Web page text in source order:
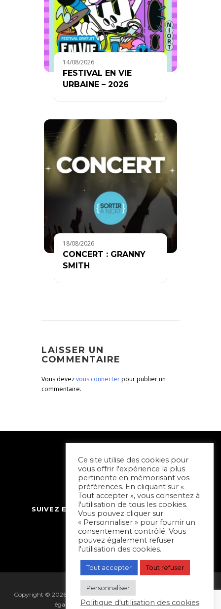
14/08/2026
FESTIVAL EN VIE
URBAINE – 2026
18/08/2026
CONCERT : GRANNY
SMITH
LAISSER UN
COMMENTAIRE
Vous devezvous connecterpour publier un
commentaire.
SUIVEZ ET CONTACTEZ SORTIR À NIORT
Copyright © 2026 Sortir à Niort | réalisé par
légales
Gestion des cookies|Plan du site
Ce site utilise des cookies pour
vous offrir l'expérience la plus
pertinente en mémorisant vos
préférences. En cliquant sur «
Tout accepter », vous consentez à
l'utilisation de tous les cookies.
Vous pouvez cliquer sur
« Personnaliser » pour fournir un
consentement contrôlé. Vous
pouvez également refuser
l'utilisation des cookies.
Tout accepter Tout refuser
Personnaliser
Politique d'utilisation des cookies